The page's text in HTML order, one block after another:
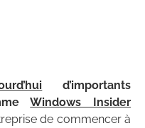
d’importants
Windows Insider
de commencer à